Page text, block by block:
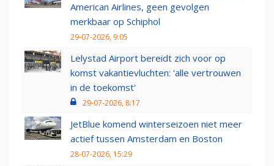
American Airlines, geen gevolgen
merkbaar op Schiphol
29-07-2026, 9:05
Lelystad Airport bereidt zich voor op
komst vakantievluchten: 'alle vertrouwen
in de toekomst'
29-07-2026, 8:17
JetBlue komend winterseizoen niet meer
actief tussen Amsterdam en Boston
28-07-2026, 15:29